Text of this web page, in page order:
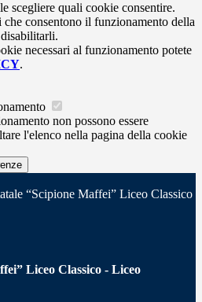
scegliere quali cookie consentire.
consentono il funzionamento della
necessari al funzionamento potete
.
non possono essere
l'elenco nella pagina della cookie
“Scipione Maffei” Liceo Classico
Liceo Classico - Liceo